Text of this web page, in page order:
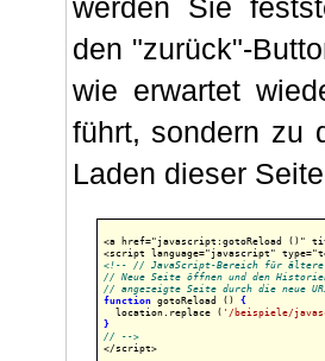
werden Sie
den "zurück"-
wie erwartet
führt, sondern zu
Laden dieser
<a href="javascript:gotoReload ()"
<!-- // JavaScript-Bereich für ältere
// Neue Seite öffnen und den
// angezeigte Seite durch die neue
function gotoReload () {
location.replace ( '/beispiele/
}
// -->
</script>